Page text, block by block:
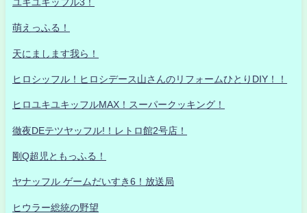
萌えっふる！
天にまします我ら！
ヒロシッフル！ヒロシデース山さんのリフォームひとりDIY！！
ヒロユキユキッフルMAX！スーパークッキング！
徹夜DEテツヤッフル!！レトロ館2号店！
剛Q超児ともっふる！
ヤナッフル ゲームだいすき6！放送局
ヒウラー総統の野望